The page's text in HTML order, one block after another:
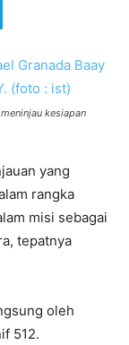
kesiapan
yang
rangka
misi sebagai
tepatnya
oleh
512.